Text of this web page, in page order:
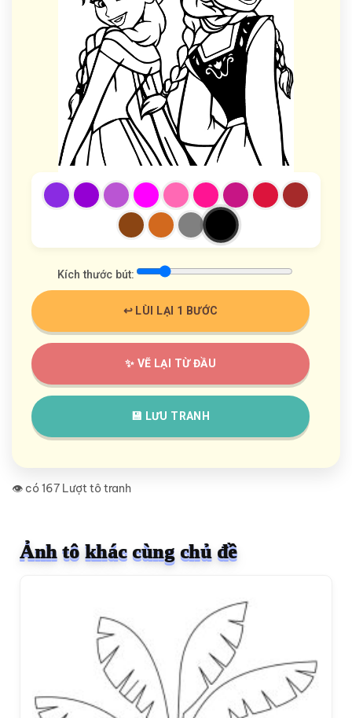
Kích thước bút:
↩️ LÙI LẠI 1 BƯỚC
✨ VẼ LẠI TỪ ĐẦU
💾 LƯU TRANH
👁️ có 167 Lượt tô tranh
Ảnh tô khác cùng chủ đề